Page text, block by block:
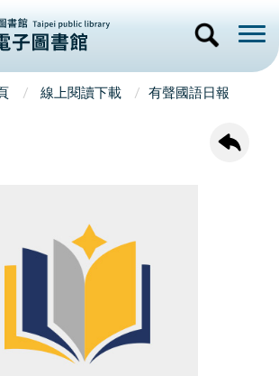
線上閱讀下載 有聲國語日報